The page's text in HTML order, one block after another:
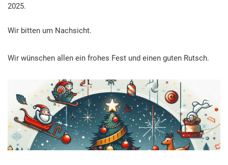
2025.
Wir bitten um Nachsicht.
Wir wünschen allen ein frohes Fest und einen guten Rutsch.